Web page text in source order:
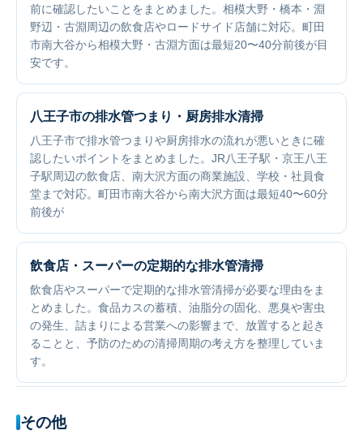
前に確認したいことをまとめました。相模大野・橋本・淵
野辺・古淵周辺の飲食店やロードサイド店舗に対応。町田
市南大谷から相模大野・古淵方面は最短20〜40分前後が目
安です。
八王子市の排水管つまり・厨房排水清掃
八王子市で排水管つまりや厨房排水の流れが悪いときに確
認したいポイントをまとめました。JR八王子駅・京王八王
子駅周辺の飲食店、南大沢方面の商業施設、学校・社員食
堂まで対応。町田市南大谷から南大沢方面は最短40〜60分
前後が
飲食店・スーパーの定期的な排水管清掃
飲食店やスーパーで定期的な排水管清掃が必要な理由をま
とめました。食品カスの蓄積、油脂分の固化、悪臭や害虫
の発生、詰まりによる営業への影響まで、放置すると起き
ることと、予防のための清掃周期の考え方を整理していま
す。
その他